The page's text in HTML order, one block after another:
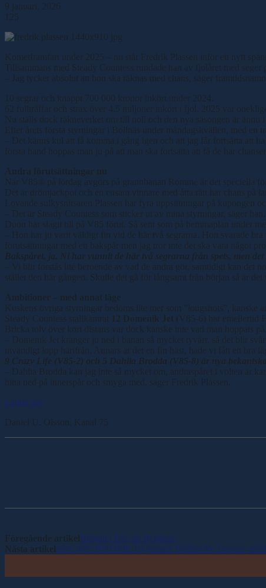
9 januari, 2026
125
Kometframfart under 2025 – nu står Fredrik Plassen inför ett nytt
Tillsammans med Steady Countess rundade han av fjolåret med
– Jag tycker absolut att hon ska räknas med chans, säger
10 segrar och knappt 700 000 kronor inkört under 2024.
62 fullträffar och strax över 4,5 miljoner inkört i fjol. 2025 var
Nu ställs dock räkneverket om till noll och den nya säsongen är ännu i
Efter årets första styrningar i Bollnäs under måndagskvällen, med en
– Det känns kul att få komma i gång igen och att jag får fortsätta att
första hand hoppas man ju på att man ska fortsätta att få de här
Andra förutsättningar nu
När V85® på lördag avgörs på grannbanan Romme är det speciella
Det är drömjackpot och en ensam vinnare med åtta rätt har chans på
Lovande sulkysnitsaren Plassen har fyra uppsittningar på kupongen
– Det är Steady Countess som sticker ut av mina styrningar, säger han.
Duon har slagit till på V85 förut. Så sent som på hemmaplan under
– Hon har ju varit väldigt fin vid de här två segrarna. Hon svarade
förutsättningar med ett bakspår men jag tror inte det ska vara något
Bakspåret, ja. Ni har vunnit de här två segrarna från spets, men
– Vi blir förstås lite beroende av vad de andra gör, samtidigt kan det
stället den här gången. Skulle det gå för långsamt från början så är
Ambitioner – med annat läge
Kuskens övriga styrningar bedöms lite mer som ”longshots”,
Steady Countess stallkamrat
12 Domenik Jet (V85-6) har emellertid
Bricka tolv över kort distans var dock kanske inte vad man hoppats på.
– Domenik Jet kränger ju ned i banan så mycket tyvärr, så det blir
invändigt lopp härifrån. Annars är det en fin häst, hade vi fått ett bra
9 Crazy Life (V85-2) och 5 Dahlia Brodda (V85-8) är nya
– Dahlia Brodda kan jag inte så mycket om, andraspåret i volten är
hitta ned på innerspår och smyga med, säger Fredrik Plassen.
Ladda ner
Daniel U. Olsson, Kanal 75
Föregående artikelBlågult i Prix de Belgique
Nästa artikelInför V85 ROMME 10 januari: Bäddat för Dunder-